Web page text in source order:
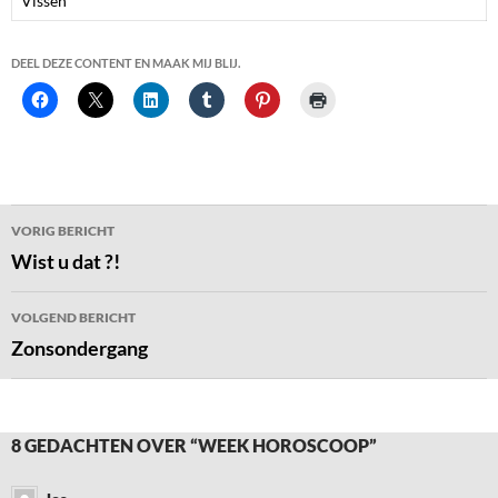
DEEL DEZE CONTENT EN MAAK MIJ BLIJ.
Bericht
navigatie
VORIG BERICHT
Wist u dat ?!
VOLGEND BERICHT
Zonsondergang
8 GEDACHTEN OVER “WEEK HOROSCOOP”